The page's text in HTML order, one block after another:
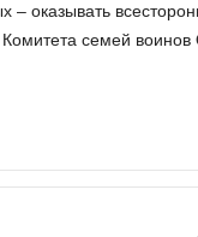
– оказывать
семей воинов